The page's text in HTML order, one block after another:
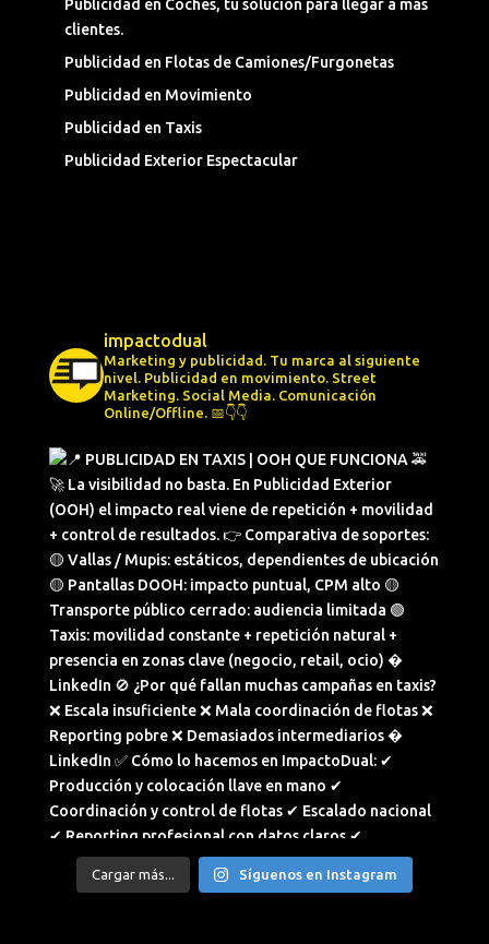
Publicidad en Coches, tu solución para llegar a más
clientes.
Publicidad en Flotas de Camiones/Furgonetas
Publicidad en Movimiento
Publicidad en Taxis
Publicidad Exterior Espectacular
impactodual
Marketing y publicidad. Tu marca al siguiente
nivel. Publicidad en movimiento. Street
Marketing. Social Media. Comunicación
Online/Offline. 📅👇👇
Cargar más... Síguenos en Instagram